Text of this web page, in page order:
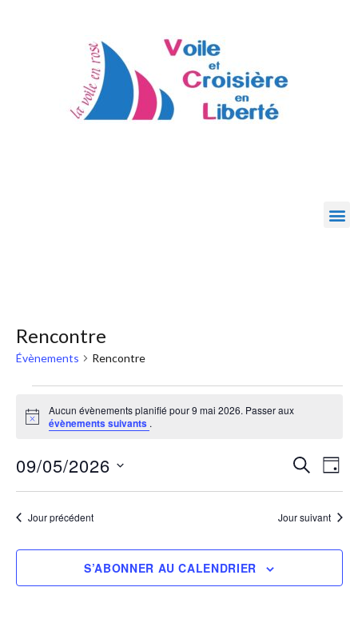
Rencontre
Évènements Rencontre
Notice
Aucun évènements planifié pour 9 mai 2026. Passer aux
évènements suivants .
de
JOUR
09/05/2026
Sélectionnez
uneJour précédent Jour suivant
S’ABONNER AU CALENDRIER